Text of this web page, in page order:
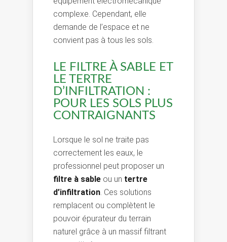
complexe. Cependant, elle
demande de l’espace et ne
convient pas à tous les sols.
LE FILTRE À SABLE ET
LE TERTRE
D’INFILTRATION :
POUR LES SOLS PLUS
CONTRAIGNANTS
Lorsque le sol ne traite pas
correctement les eaux, le
professionnel peut proposer un
filtre à sable ou un tertre
d’infiltration . Ces solutions
remplacent ou complètent le
pouvoir épurateur du terrain
naturel grâce à un massif filtrant